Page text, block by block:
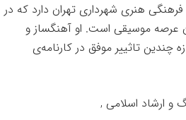
هنری شهرداری تهران دارد که در
عرصه موسیقی است. او آهنگساز و
تاثییر موفق در کارنامه‌ی